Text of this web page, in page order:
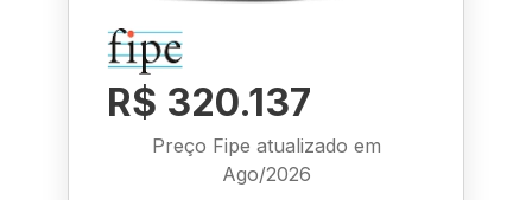
R$ 320.137
Preço Fipe atualizado em
Ago/2026